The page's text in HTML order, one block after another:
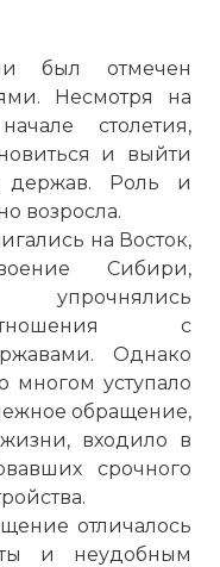
был отмечен
Несмотря на
столетия,
и выйти
держав. Роль и
возросла.
на Восток,
Сибири,
с
Однако
многом уступало
обращение,
входило в
срочного
отличалось
и неудобным